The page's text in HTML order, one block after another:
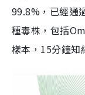
99.8%，已經通
種毒株，包括
樣本，15分鐘知